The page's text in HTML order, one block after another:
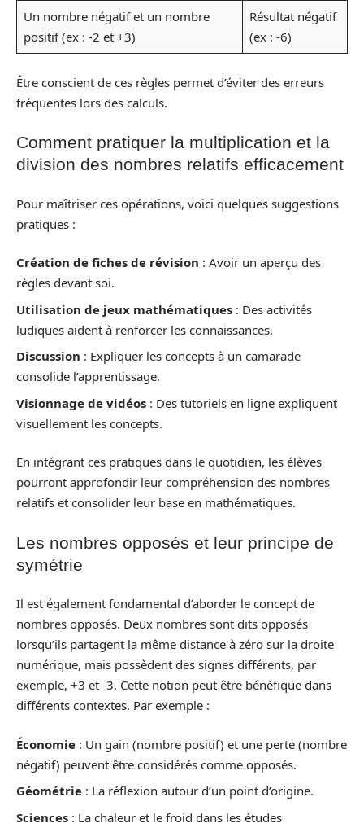
Un nombre négatif et un nombre
positif (ex : -2 et +3)
Résultat négatif
(ex : -6)
Être conscient de ces règles permet d’éviter des erreurs
fréquentes lors des calculs.
Comment pratiquer la multiplication et la
division des nombres relatifs efficacement
Pour maîtriser ces opérations, voici quelques suggestions
pratiques :
Création de fiches de révision : Avoir un aperçu des
règles devant soi.
Utilisation de jeux mathématiques : Des activités
ludiques aident à renforcer les connaissances.
Discussion : Expliquer les concepts à un camarade
consolide l’apprentissage.
Visionnage de vidéos : Des tutoriels en ligne expliquent
visuellement les concepts.
En intégrant ces pratiques dans le quotidien, les élèves
pourront approfondir leur compréhension des nombres
relatifs et consolider leur base en mathématiques.
Les nombres opposés et leur principe de
symétrie
Il est également fondamental d’aborder le concept de
nombres opposés. Deux nombres sont dits opposés
lorsqu’ils partagent la même distance à zéro sur la droite
numérique, mais possèdent des signes différents, par
exemple, +3 et -3. Cette notion peut être bénéfique dans
différents contextes. Par exemple :
Économie : Un gain (nombre positif) et une perte (nombre
négatif) peuvent être considérés comme opposés.
Géométrie : La réflexion autour d’un point d’origine.
Sciences : La chaleur et le froid dans les études